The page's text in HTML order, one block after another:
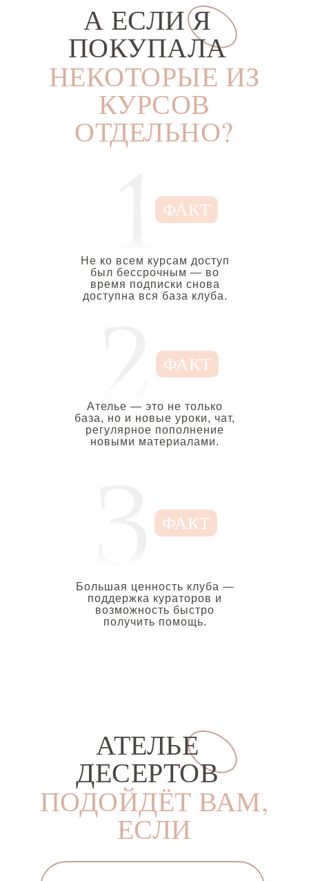
Не ко всем курсам доступ
был бессрочным — во
время подписки снова
доступна вся база клуба.
А ЕСЛИ Я
ПОКУПАЛА
НЕКОТОРЫЕ ИЗ
КУРСОВ
ОТДЕЛЬНО?
ФАКТ
Ателье — это не только
база, но и новые уроки, чат,
регулярное пополнение
новыми материалами.
ФАКТ
Большая ценность клуба —
поддержка кураторов и
возможность быстро
получить помощь.
ФАКТ
АТЕЛЬЕ
ДЕСЕРТОВ
ПОДОЙДЁТ ВАМ,
ЕСЛИ